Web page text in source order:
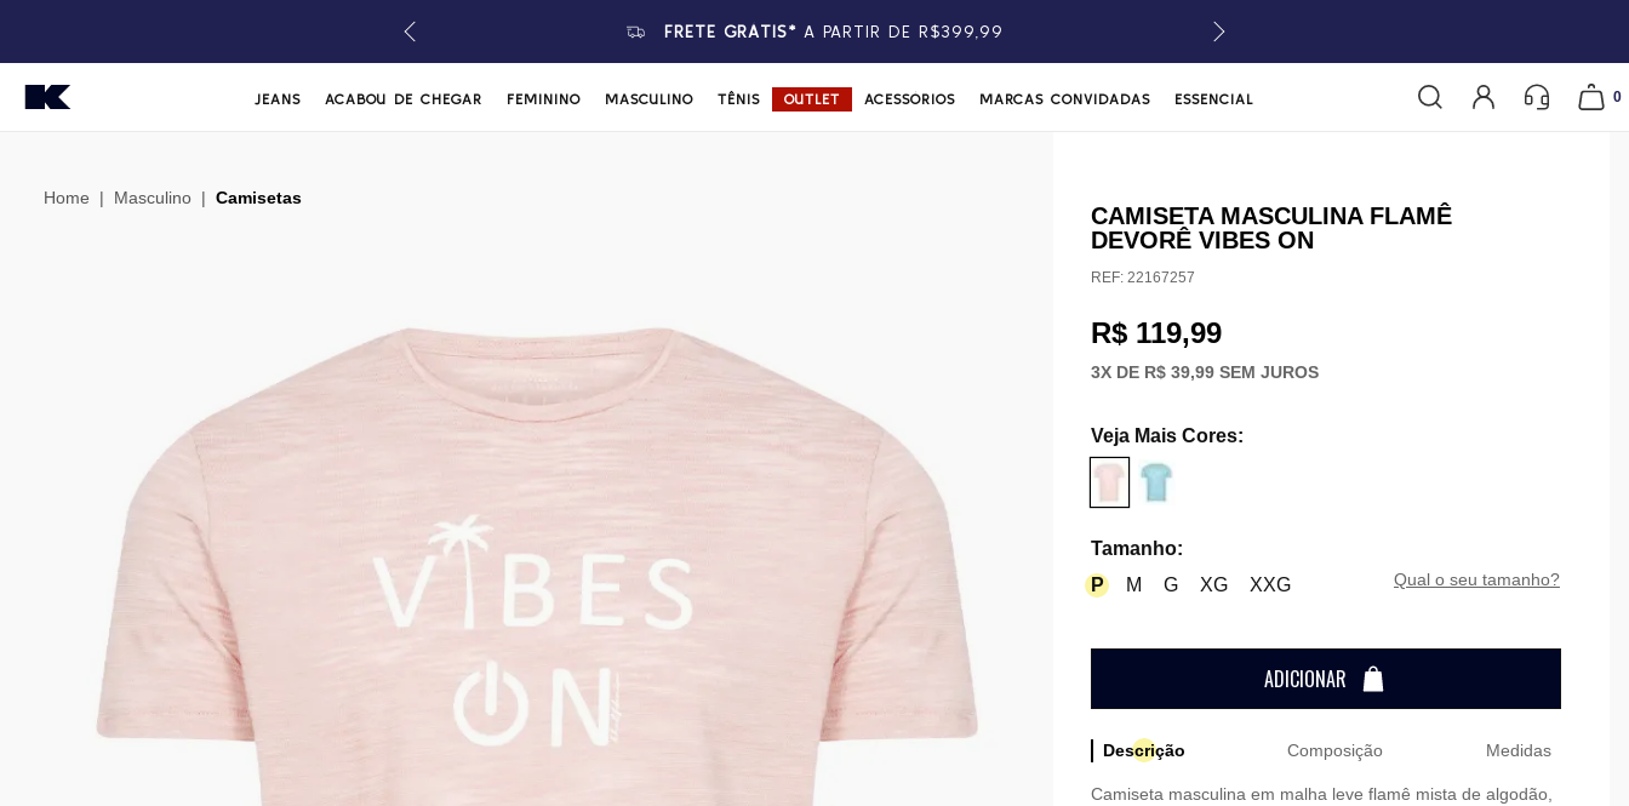
FRETE GRÁTIS* A PARTIR DE R$399,99
JEANS ACABOU DE CHEGAR FEMININO MASCULINO TÊNIS OUTLET ACESSÓRIOS MARCAS CONVIDADAS ESSENCIAL 0
Home | Masculino | Camisetas
CAMISETA MASCULINA FLAMÊ
DEVORÊ VIBES ON
REF: 22167257
R$ 119,99
3X DE R$ 39,99SEM JUROS
Veja Mais Cores:
Tamanho:
P
M G XG XXG qual o seu tamanho?
ADICIONAR
Descrição Composição Medidas
Camiseta masculina em malha leve flamê mista de algodão,